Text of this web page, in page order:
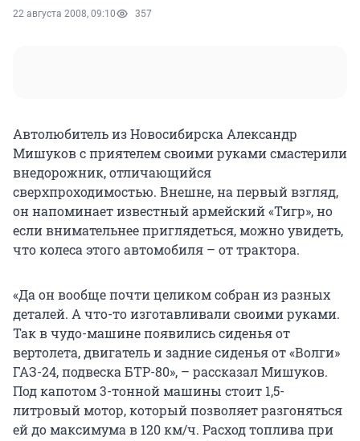
22 августа 2008, 09:10 357
Автолюбитель из Новосибирска Александр
Мишуков с приятелем своими руками смастерили
внедорожник, отличающийся
сверхпроходимостью. Внешне, на первый взгляд,
он напоминает известный армейский «Тигр», но
если внимательнее приглядеться, можно увидеть,
что колеса этого автомобиля – от трактора.
«Да он вообще почти целиком собран из разных
деталей. А что-то изготавливали своими руками.
Так в чудо-машине появились сиденья от
вертолета, двигатель и задние сиденья от «Волги»
ГАЗ-24, подвеска БТР-80», – рассказал Мишуков.
Под капотом 3-тонной машины стоит 1,5-
литровый мотор, который позволяет разгоняться
ей до максимума в 120 км/ч. Расход топлива при